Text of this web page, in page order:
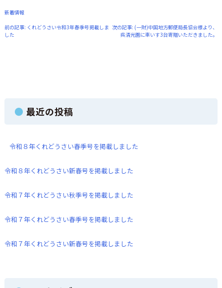
新着情報
ビ
ゲ
ー
前の記事: くれどうさい令和3年春季号掲載しま
した
次の記事: (一財)中国地方郵便局長協会様より、
呉清光園に車いす3台寄贈いただきました。
最近の投稿
令和８年くれどうさい春季号を掲載しました
令和８年くれどうさい新春号を掲載しました
令和７年くれどうさい秋季号を掲載しました
令和７年くれどうさい春季号を掲載しました
令和７年くれどうさい新春号を掲載しました